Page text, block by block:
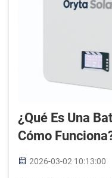
¿Qué Es Una
Cómo
2026-03-02 10:13:00